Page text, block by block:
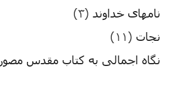
نامهای خداوند (۳)
نجات (۱۱)
نگاه اجمالی به کتاب مقدس مصور